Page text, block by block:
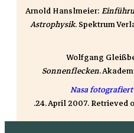
Arnold Hanslmeier:
Astrophysik. Spektrum
Wolfgang
Sonnenflecken.
Nasa
24. April 2007. Retrieved
.